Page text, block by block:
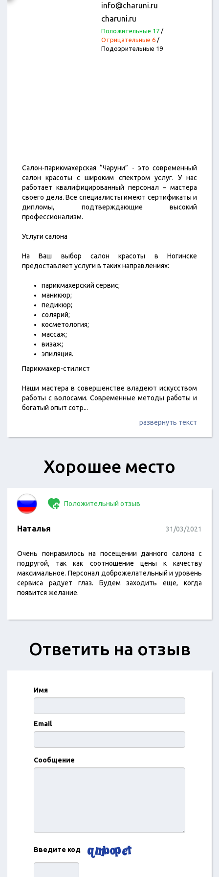
info@charuni.ru
charuni.ru
Положительные 17/
Отрицательные 6/
Подозрительные 19
Салон-парикмахерская “Чаруни” - это современный
салон красоты с широким спектром услуг. У нас
работает квалифицированный персонал – мастера
своего дела. Все специалисты имеют сертификаты и
дипломы, подтверждающие высокий
профессионализм.
Услуги салона
На Ваш выбор салон красоты в Ногинске
предоставляет услуги в таких направлениях:
парикмахерский сервис;
маникюр;
педикюр;
солярий;
косметология;
массаж;
визаж;
эпиляция.
Парикмахер-стилист
Наши мастера в совершенстве владеют искусством
работы с волосами. Современные методы работы и
богатый опыт сотр...
развернуть текст
Хорошее место
Положительный отзыв
Наталья 31/03/2021
Очень понравилось на посещении данного салона с
подругой, так как соотношение цены к качеству
максимальное. Персонал доброжелательный и уровень
сервиса радует глаз. Будем заходить еще, когда
появится желание.
Ответить на отзыв
Имя
Email
Сообщение
Введите код